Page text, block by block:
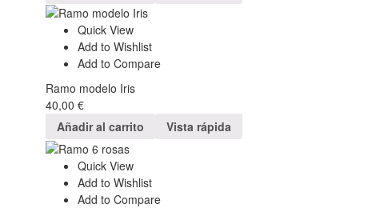
Quick View
Add to Wishlist
Add to Compare
Ramo modelo Iris
40,00 €
Añadir al carrito
Vista rápida
Quick View
Add to Wishlist
Add to Compare